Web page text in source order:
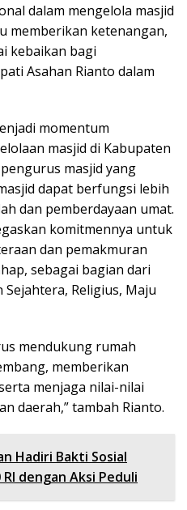
dalam mengelola masjid
memberikan ketenangan,
kebaikan bagi
Asahan Rianto dalam
momentum
masjid di Kabupaten
masjid yang
dapat berfungsi lebih
dan pemberdayaan umat.
komitmennya untuk
dan pemakmuran
sebagai bagian dari
Religius, Maju
mendukung rumah
memberikan
menjaga nilai-nilai
daerah,” tambah Rianto.
Hadiri Bakti Sosial
dengan Aksi Peduli